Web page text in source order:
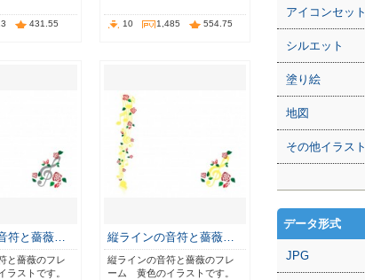
431.55 10 1,485 554.75
符と薔薇…
と薔薇のフレ
ストです。
縦ラインの音符と薔薇…
縦ラインの音符と薔薇のフレ
ーム 黄色のイラストです。
アイコンセット
シルエット
塗り絵
地図
その他イラスト
データ形式
JPG